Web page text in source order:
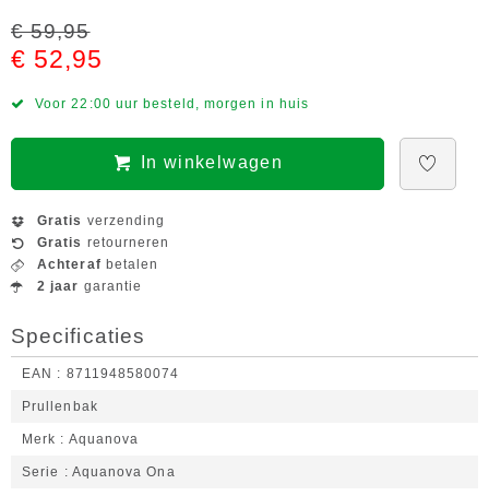
€ 59,95
€ 52,95
Voor 22:00 uur besteld, morgen in huis
In winkelwagen
Gratis verzending
Gratis retourneren
Achteraf betalen
2 jaar garantie
Specificaties
EAN 8711948580074
Prullenbak
Merk Aquanova
Serie Aquanova Ona